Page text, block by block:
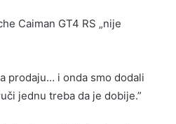
Caiman GT4 RS „nije
prodaju… i onda smo dodali
jednu treba da je dobije.”